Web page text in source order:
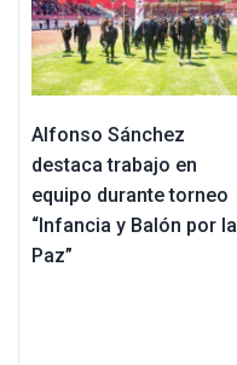
Alfonso Sánchez
destaca trabajo en
equipo durante torneo
“Infancia y Balón por la
Paz”